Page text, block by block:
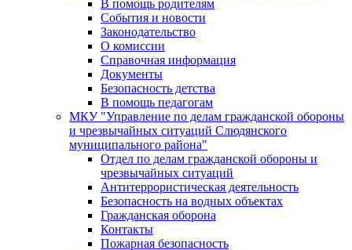
В помощь родителям
События и новости
Законодательство
О комиссии
Справочная информация
Документы
Безопасность детства
В помощь педагогам
МКУ "Управление по делам гражданской обороны
и чрезвычайных ситуаций Слюдянского
муниципального района"
Отдел по делам гражданской обороны и
чрезвычайных ситуаций
Антитеррористическая деятельность
Безопасность на водных объектах
Гражданская оборона
Контакты
Пожарная безопасность